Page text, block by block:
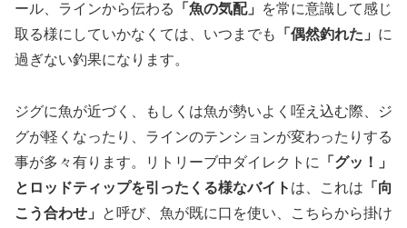
ール、ラインから伝わる
「魚の気配」
を常に意識して感じ
取る様にしていかなくては、いつまでも
「偶然釣れた」 に
過ぎない釣果になります。
ジグに魚が近づく、もしくは魚が勢いよく咥え込む際、ジ
グが軽くなったり、ラインのテンションが変わったりする
事が多々有ります。リトリーブ中ダイレクトに
「グッ！」
とロッドティップを引ったくる様なバイト は、これは 「向
こう合わせ」
と呼び、魚が既に口を使い、こちらから掛け